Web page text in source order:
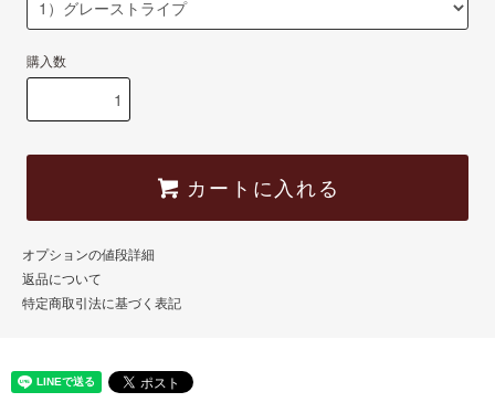
購入数
カートに入れる
オプションの値段詳細
返品について
特定商取引法に基づく表記